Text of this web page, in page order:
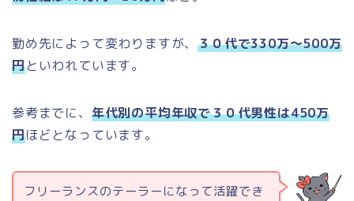
勤め先によって変わりますが、３０代で330万～500万
円といわれています。
参考までに、 年代別の平均年収で３０代男性は450万
円ほどとなっています。
フリーランスのテーラーになって活躍でき